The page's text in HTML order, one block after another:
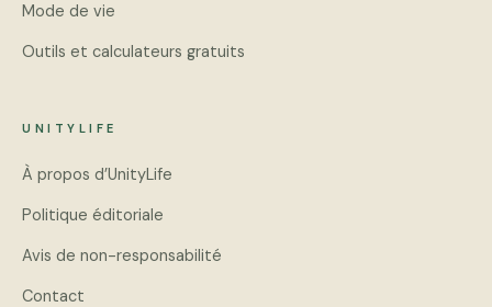
Mode de vie
Outils et calculateurs gratuits
UNITYLIFE
À propos d’UnityLife
Politique éditoriale
Avis de non-responsabilité
Contact